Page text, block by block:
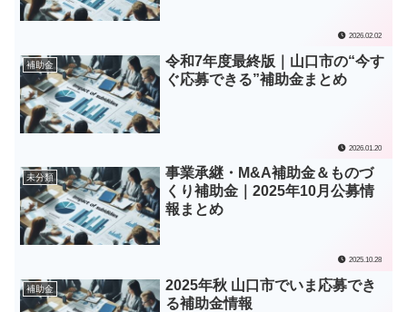
2026.02.02
補助金
令和7年度最終版｜山口市の“今す
ぐ応募できる”補助金まとめ
2026.01.20
未分類
事業承継・M&A補助金＆ものづ
くり補助金｜2025年10月公募情
報まとめ
2025.10.28
補助金
2025年秋 山口市でいま応募でき
る補助金情報